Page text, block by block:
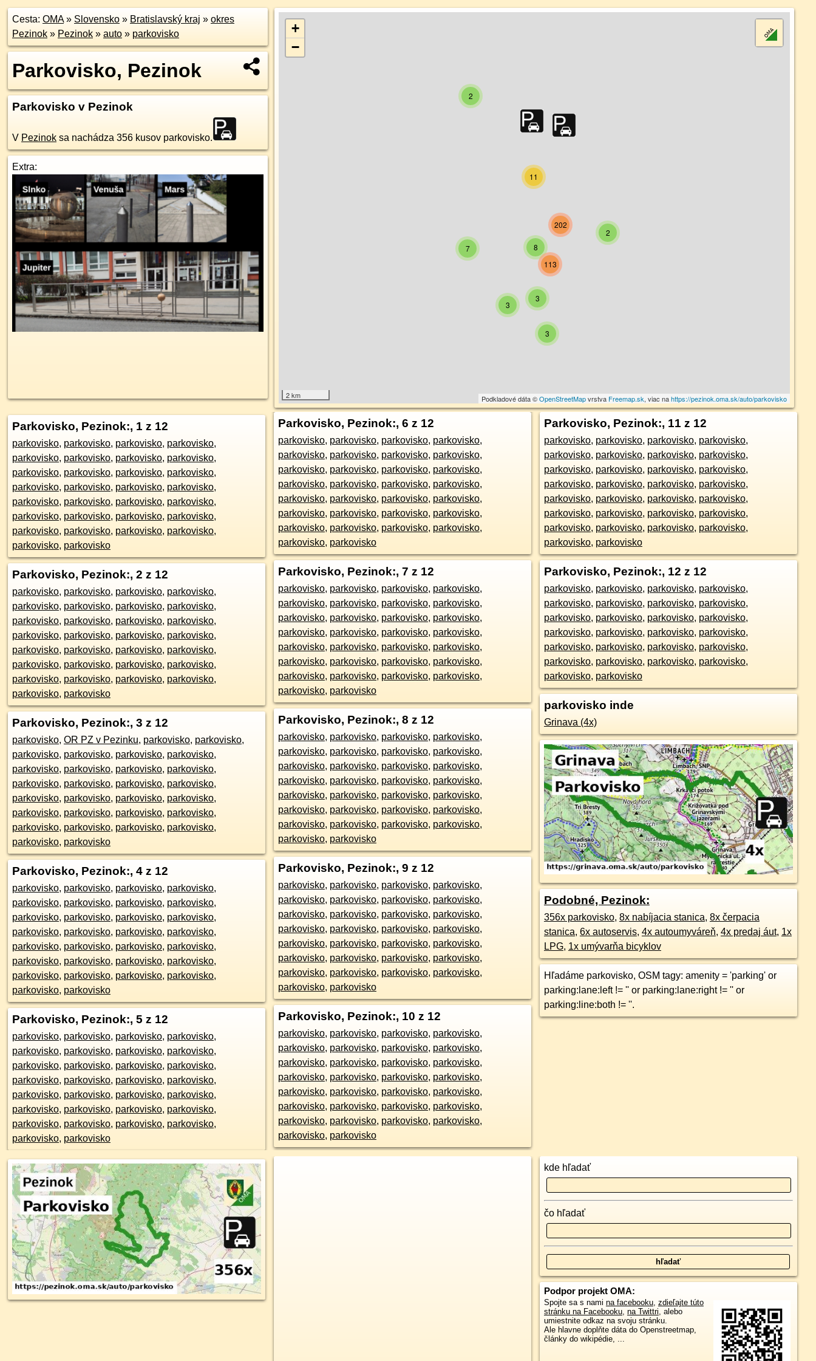
Cesta: OMA» Slovensko » Bratislavský kraj » okres
Pezinok » Pezinok » auto » parkovisko
Parkovisko, Pezinok
Parkovisko v Pezinok
V Pezinok sa nachádza 356 kusov parkovisko.
Extra:
2
11
3
3
3
7
2
8
113
202
+
−
2 km Podkladové dáta ©OpenStreetMapvrstva Freemap.sk, viac nahttps://pezinok.oma.sk/auto/parkovisko
Parkovisko, Pezinok:, 1 z 12
parkovisko, parkovisko, parkovisko, parkovisko,
parkovisko, parkovisko, parkovisko, parkovisko,
parkovisko, parkovisko, parkovisko, parkovisko,
parkovisko, parkovisko, parkovisko, parkovisko,
parkovisko, parkovisko, parkovisko, parkovisko,
parkovisko, parkovisko, parkovisko, parkovisko,
parkovisko, parkovisko, parkovisko, parkovisko,
parkovisko, parkovisko
Parkovisko, Pezinok:, 2 z 12
parkovisko, parkovisko, parkovisko, parkovisko,
parkovisko, parkovisko, parkovisko, parkovisko,
parkovisko, parkovisko, parkovisko, parkovisko,
parkovisko, parkovisko, parkovisko, parkovisko,
parkovisko, parkovisko, parkovisko, parkovisko,
parkovisko, parkovisko, parkovisko, parkovisko,
parkovisko, parkovisko, parkovisko, parkovisko,
parkovisko, parkovisko
Parkovisko, Pezinok:, 3 z 12
parkovisko, OR PZ v Pezinku, parkovisko, parkovisko,
parkovisko, parkovisko, parkovisko, parkovisko,
parkovisko, parkovisko, parkovisko, parkovisko,
parkovisko, parkovisko, parkovisko, parkovisko,
parkovisko, parkovisko, parkovisko, parkovisko,
parkovisko, parkovisko, parkovisko, parkovisko,
parkovisko, parkovisko, parkovisko, parkovisko,
parkovisko, parkovisko
Parkovisko, Pezinok:, 4 z 12
parkovisko, parkovisko, parkovisko, parkovisko,
parkovisko, parkovisko, parkovisko, parkovisko,
parkovisko, parkovisko, parkovisko, parkovisko,
parkovisko, parkovisko, parkovisko, parkovisko,
parkovisko, parkovisko, parkovisko, parkovisko,
parkovisko, parkovisko, parkovisko, parkovisko,
parkovisko, parkovisko, parkovisko, parkovisko,
parkovisko, parkovisko
Parkovisko, Pezinok:, 5 z 12
parkovisko, parkovisko, parkovisko, parkovisko,
parkovisko, parkovisko, parkovisko, parkovisko,
parkovisko, parkovisko, parkovisko, parkovisko,
parkovisko, parkovisko, parkovisko, parkovisko,
parkovisko, parkovisko, parkovisko, parkovisko,
parkovisko, parkovisko, parkovisko, parkovisko,
parkovisko, parkovisko, parkovisko, parkovisko,
parkovisko, parkovisko
Parkovisko, Pezinok:, 6 z 12
parkovisko, parkovisko, parkovisko, parkovisko,
parkovisko, parkovisko, parkovisko, parkovisko,
parkovisko, parkovisko, parkovisko, parkovisko,
parkovisko, parkovisko, parkovisko, parkovisko,
parkovisko, parkovisko, parkovisko, parkovisko,
parkovisko, parkovisko, parkovisko, parkovisko,
parkovisko, parkovisko, parkovisko, parkovisko,
parkovisko, parkovisko
Parkovisko, Pezinok:, 7 z 12
parkovisko, parkovisko, parkovisko, parkovisko,
parkovisko, parkovisko, parkovisko, parkovisko,
parkovisko, parkovisko, parkovisko, parkovisko,
parkovisko, parkovisko, parkovisko, parkovisko,
parkovisko, parkovisko, parkovisko, parkovisko,
parkovisko, parkovisko, parkovisko, parkovisko,
parkovisko, parkovisko, parkovisko, parkovisko,
parkovisko, parkovisko
Parkovisko, Pezinok:, 8 z 12
parkovisko, parkovisko, parkovisko, parkovisko,
parkovisko, parkovisko, parkovisko, parkovisko,
parkovisko, parkovisko, parkovisko, parkovisko,
parkovisko, parkovisko, parkovisko, parkovisko,
parkovisko, parkovisko, parkovisko, parkovisko,
parkovisko, parkovisko, parkovisko, parkovisko,
parkovisko, parkovisko, parkovisko, parkovisko,
parkovisko, parkovisko
Parkovisko, Pezinok:, 9 z 12
parkovisko, parkovisko, parkovisko, parkovisko,
parkovisko, parkovisko, parkovisko, parkovisko,
parkovisko, parkovisko, parkovisko, parkovisko,
parkovisko, parkovisko, parkovisko, parkovisko,
parkovisko, parkovisko, parkovisko, parkovisko,
parkovisko, parkovisko, parkovisko, parkovisko,
parkovisko, parkovisko, parkovisko, parkovisko,
parkovisko, parkovisko
Parkovisko, Pezinok:, 10 z 12
parkovisko, parkovisko, parkovisko, parkovisko,
parkovisko, parkovisko, parkovisko, parkovisko,
parkovisko, parkovisko, parkovisko, parkovisko,
parkovisko, parkovisko, parkovisko, parkovisko,
parkovisko, parkovisko, parkovisko, parkovisko,
parkovisko, parkovisko, parkovisko, parkovisko,
parkovisko, parkovisko, parkovisko, parkovisko,
parkovisko, parkovisko
Parkovisko, Pezinok:, 11 z 12
parkovisko, parkovisko, parkovisko, parkovisko,
parkovisko, parkovisko, parkovisko, parkovisko,
parkovisko, parkovisko, parkovisko, parkovisko,
parkovisko, parkovisko, parkovisko, parkovisko,
parkovisko, parkovisko, parkovisko, parkovisko,
parkovisko, parkovisko, parkovisko, parkovisko,
parkovisko, parkovisko, parkovisko, parkovisko,
parkovisko, parkovisko
Parkovisko, Pezinok:, 12 z 12
parkovisko, parkovisko, parkovisko, parkovisko,
parkovisko, parkovisko, parkovisko, parkovisko,
parkovisko, parkovisko, parkovisko, parkovisko,
parkovisko, parkovisko, parkovisko, parkovisko,
parkovisko, parkovisko, parkovisko, parkovisko,
parkovisko, parkovisko, parkovisko, parkovisko,
parkovisko, parkovisko
parkovisko inde
Grinava (4x)
Podobné, Pezinok:
356x parkovisko, 8x nabíjacia stanica, 8x čerpacia
stanica, 6x autoservis, 4x autoumyváreň, 4x predaj áut, 1x
LPG, 1x umývarňa bicyklov
Hľadáme parkovisko, OSM tagy: amenity = 'parking' or
parking:lane:left != '' or parking:lane:right != '' or
parking:line:both != ''.
kde hľadať
čo hľadať
Podpor projekt OMA:
Spojte sa s nami na facebooku, zdieľajte túto
stránku na Facebooku, na Twittri, alebo
umiestnite odkaz na svoju stránku.
Ale hlavne doplňte dáta do Openstreetmap,
články do wikipédie, ...